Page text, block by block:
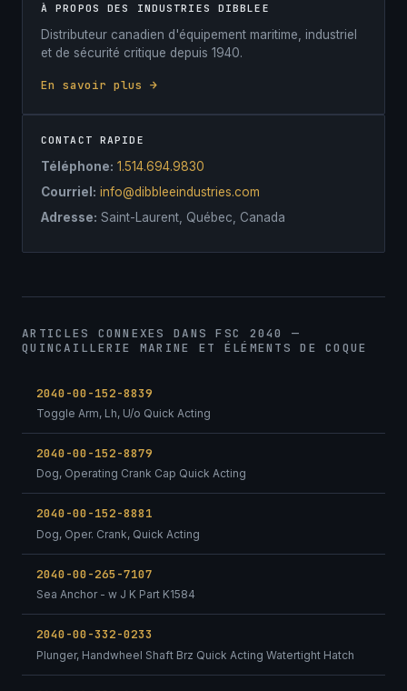
À PROPOS DES INDUSTRIES DIBBLEE
Distributeur canadien d'équipement maritime, industriel
et de sécurité critique depuis 1940.
En savoir plus →
CONTACT RAPIDE
Téléphone: 1.514.694.9830
Courriel: info@dibbleeindustries.com
Adresse: Saint-Laurent, Québec, Canada
ARTICLES CONNEXES DANS FSC 2040 —
QUINCAILLERIE MARINE ET ÉLÉMENTS DE COQUE
2040-00-152-8839
Toggle Arm, Lh, U/o Quick Acting
2040-00-152-8879
Dog, Operating Crank Cap Quick Acting
2040-00-152-8881
Dog, Oper. Crank, Quick Acting
2040-00-265-7107
Sea Anchor - w J K Part K1584
2040-00-332-0233
Plunger, Handwheel Shaft Brz Quick Acting Watertight Hatch